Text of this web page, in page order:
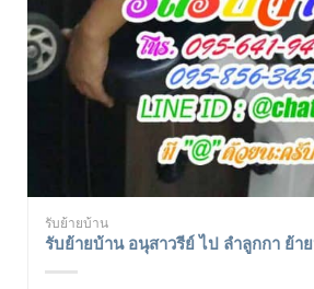
รับย้ายบ้าน
รับย้ายบ้าน อนุสาวรีย์ ไป ลำลูกกา ย้า